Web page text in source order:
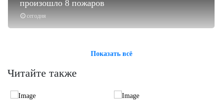
сегодня
произошло 8 пожаров
Показать всё
Читайте также